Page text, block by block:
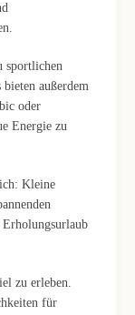
sportlichen
außerdem
oder
Energie zu
Kleine
Erholungsurlaub
zu erleben.
für